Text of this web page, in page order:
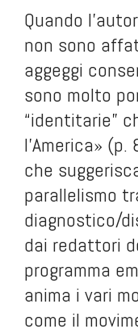
Quando
non sono
aggeggi
sono molto
“identitarie”
l’America»
che
parallelismo
diagnostico/
dai redattori
programma
anima i vari
come il